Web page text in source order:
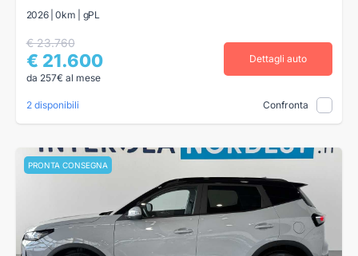
2026 | 0km | gPL
€ 23.760
€ 21.600
da 257€ al mese
Dettagli auto
2 disponibili Confronta
PRONTA CONSEGNA